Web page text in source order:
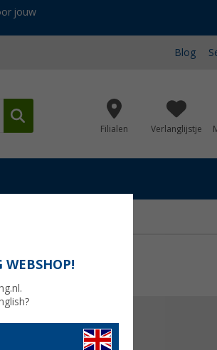
jouw
Blog
Filialen Verlanglijstje
€ 41,99
WEBSHOP!